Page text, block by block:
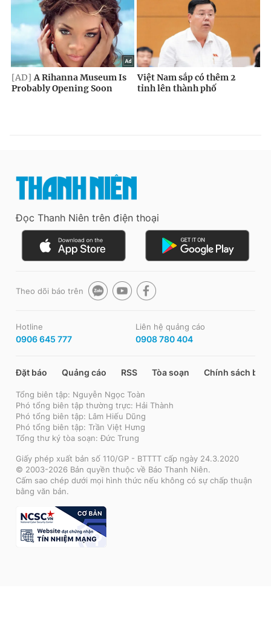
Đọc Thanh Niên trên điện thoại
Theo dõi báo trên
Hotline
0906 645 777
Liên hệ quảng cáo
0908 780 404
Đặt báo Quảng cáo RSS Tòa soạn Chính sách bảo
Tổng biên tập: Nguyễn Ngọc Toàn
Phó tổng biên tập thường trực: Hải Thành
Phó tổng biên tập: Lâm Hiếu Dũng
Phó tổng biên tập: Trần Việt Hưng
Tổng thư ký tòa soạn: Đức Trung
Giấy phép xuất bản số 110/GP - BTTTT cấp ngày 24.3.2020
© 2003-2026 Bản quyền thuộc về Báo Thanh Niên.
Cấm sao chép dưới mọi hình thức nếu không có sự chấp thuận
bằng văn bản.